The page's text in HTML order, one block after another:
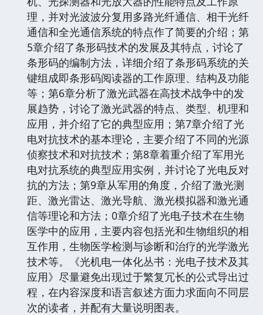
理，并对光波波分复用多路光纤通信、相干光纤
通信和全光通信系统的特点作了简要的介绍；第
5章介绍了条形码技术的发展及其特点，讨论了
条形码的编制方法，详细介绍了条形码系统的关
键组成即条形码阅读器的工作原理、结构及功能
等；第6章分析了激光武器在高技术战争中的发
展趋势，讨论了激光武器的特点、类型、机理和
应用，并介绍了它的典型应用；第7章介绍了光
电对抗技术的基本理论，主要介绍了不同的光源
侦察技术和对抗技术；第8章着重介绍了军用光
电对抗系统的典型应用实例，并讨论了光电反对
抗的方法；第9章从军用的角度，介绍了激光测
距、激光雷达、激光导航、激光模拟器和激光通
信等理论和方法；0章介绍了光电子技术在生物
医学中的应用，主要内容包括光和生物组织的相
互作用，生物医学检测与诊断和治疗的光学激光
技术等。《光机电一体化丛书：光电子技术及其
应用》尽量避免出现过于繁复冗长的公式导出过
程，在内容深度和语言叙述方面力求面向不同层
次的读者，并配有大量说明图表。